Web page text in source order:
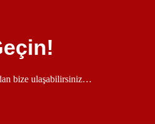
bize ulaşabilirsiniz…